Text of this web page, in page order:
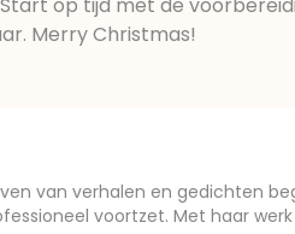
op tijd met de
Merry Christmas!
van verhalen en gedichten
voortzet. Met haar